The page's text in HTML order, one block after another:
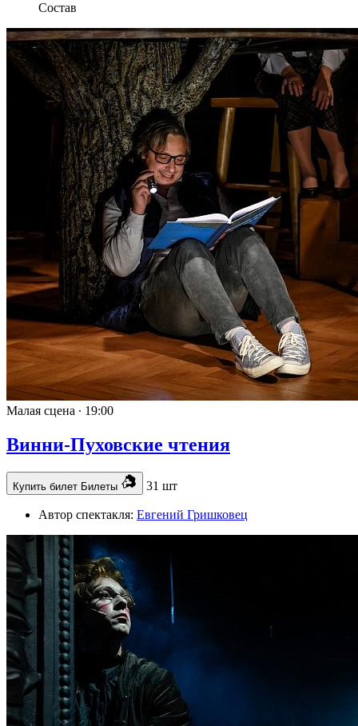
Состав
Малая сцена ∙ 19:00
Винни-Пуховские чтения
Купить билет Билеты 31 шт
Автор спектакля: Евгений Гришковец